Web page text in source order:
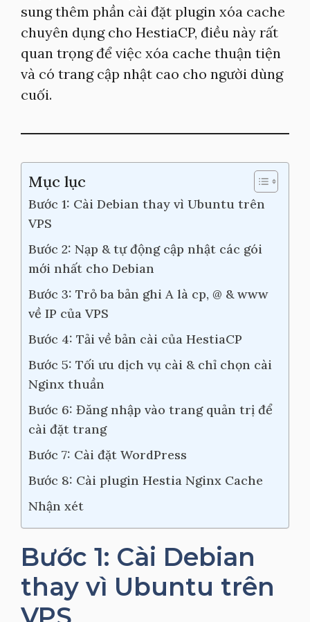
sung thêm phần cài đặt plugin xóa cache
chuyên dụng cho HestiaCP, điều này rất
quan trọng để việc xóa cache thuận tiện
và có trang cập nhật cao cho người dùng
cuối.
Mục lục
Bước 1: Cài Debian thay vì Ubuntu trên
VPS
Bước 2: Nạp & tự động cập nhật các gói
mới nhất cho Debian
Bước 3: Trỏ ba bản ghi A là cp, @ & www
về IP của VPS
Bước 4: Tải về bản cài của HestiaCP
Bước 5: Tối ưu dịch vụ cài & chỉ chọn cài
Nginx thuần
Bước 6: Đăng nhập vào trang quản trị để
cài đặt trang
Bước 7: Cài đặt WordPress
Bước 8: Cài plugin Hestia Nginx Cache
Nhận xét
Bước 1: Cài Debian
thay vì Ubuntu trên